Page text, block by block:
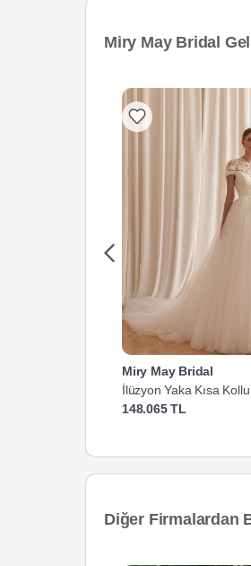
Miry May Bridal
Miry May Bridal
İlüzyon Yaka Kısa
Kesim Gelinlik
148.065 TL
Diğer Firmalardan